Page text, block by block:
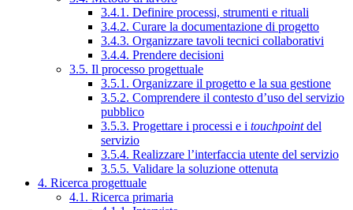
3.4.1. Definire processi, strumenti e rituali
3.4.2. Curare la documentazione di progetto
3.4.3. Organizzare tavoli tecnici collaborativi
3.4.4. Prendere decisioni
3.5. Il processo progettuale
3.5.1. Organizzare il progetto e la sua gestione
3.5.2. Comprendere il contesto d’uso del servizio
pubblico
3.5.3. Progettare i processi e i touchpointdel
servizio
3.5.4. Realizzare l’interfaccia utente del servizio
3.5.5. Validare la soluzione ottenuta
4. Ricerca progettuale
4.1. Ricerca primaria